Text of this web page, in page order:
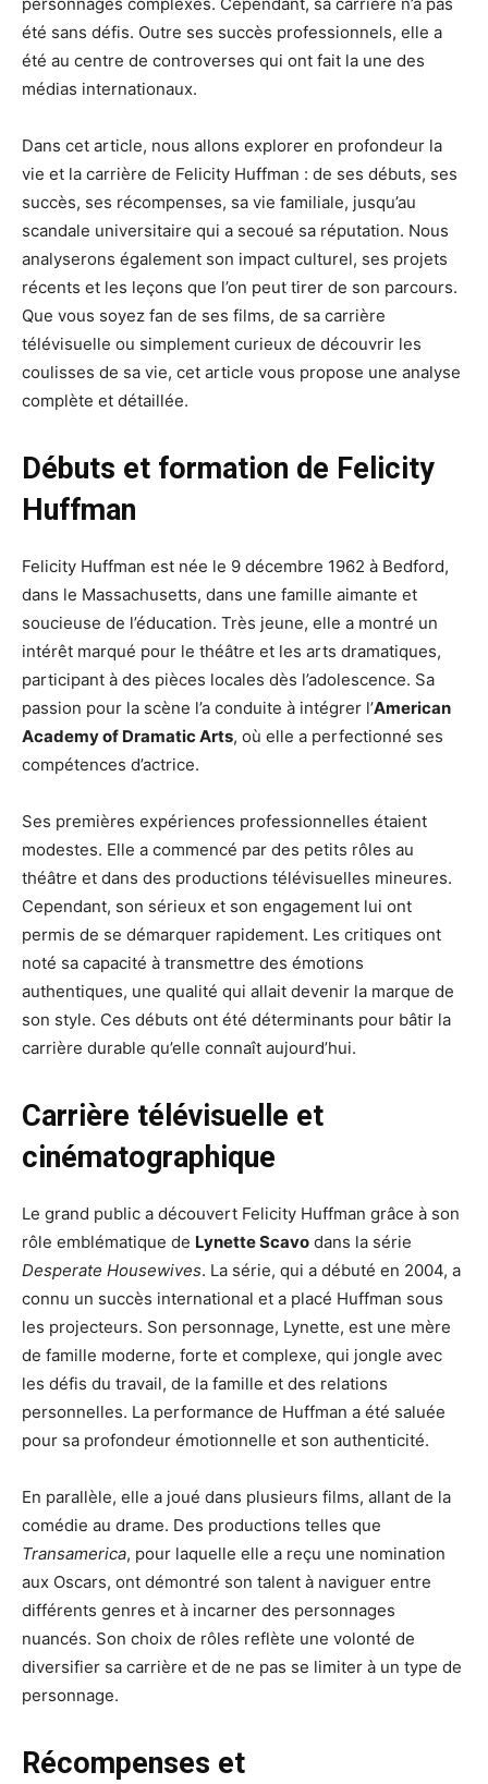
personnages complexes. Cependant, sa carrière n’a pas
été sans défis. Outre ses succès professionnels, elle a
été au centre de controverses qui ont fait la une des
médias internationaux.
Dans cet article, nous allons explorer en profondeur la
vie et la carrière de Felicity Huffman : de ses débuts, ses
succès, ses récompenses, sa vie familiale, jusqu’au
scandale universitaire qui a secoué sa réputation. Nous
analyserons également son impact culturel, ses projets
récents et les leçons que l’on peut tirer de son parcours.
Que vous soyez fan de ses films, de sa carrière
télévisuelle ou simplement curieux de découvrir les
coulisses de sa vie, cet article vous propose une analyse
complète et détaillée.
Débuts et formation de Felicity
Huffman
Felicity Huffman est née le 9 décembre 1962 à Bedford,
dans le Massachusetts, dans une famille aimante et
soucieuse de l’éducation. Très jeune, elle a montré un
intérêt marqué pour le théâtre et les arts dramatiques,
participant à des pièces locales dès l’adolescence. Sa
passion pour la scène l’a conduite à intégrer l’American
Academy of Dramatic Arts, où elle a perfectionné ses
compétences d’actrice.
Ses premières expériences professionnelles étaient
modestes. Elle a commencé par des petits rôles au
théâtre et dans des productions télévisuelles mineures.
Cependant, son sérieux et son engagement lui ont
permis de se démarquer rapidement. Les critiques ont
noté sa capacité à transmettre des émotions
authentiques, une qualité qui allait devenir la marque de
son style. Ces débuts ont été déterminants pour bâtir la
carrière durable qu’elle connaît aujourd’hui.
Carrière télévisuelle et
cinématographique
Le grand public a découvert Felicity Huffman grâce à son
rôle emblématique de Lynette Scavo dans la série
Desperate Housewives. La série, qui a débuté en 2004, a
connu un succès international et a placé Huffman sous
les projecteurs. Son personnage, Lynette, est une mère
de famille moderne, forte et complexe, qui jongle avec
les défis du travail, de la famille et des relations
personnelles. La performance de Huffman a été saluée
pour sa profondeur émotionnelle et son authenticité.
En parallèle, elle a joué dans plusieurs films, allant de la
comédie au drame. Des productions telles que
Transamerica, pour laquelle elle a reçu une nomination
aux Oscars, ont démontré son talent à naviguer entre
différents genres et à incarner des personnages
nuancés. Son choix de rôles reflète une volonté de
diversifier sa carrière et de ne pas se limiter à un type de
personnage.
Récompenses et